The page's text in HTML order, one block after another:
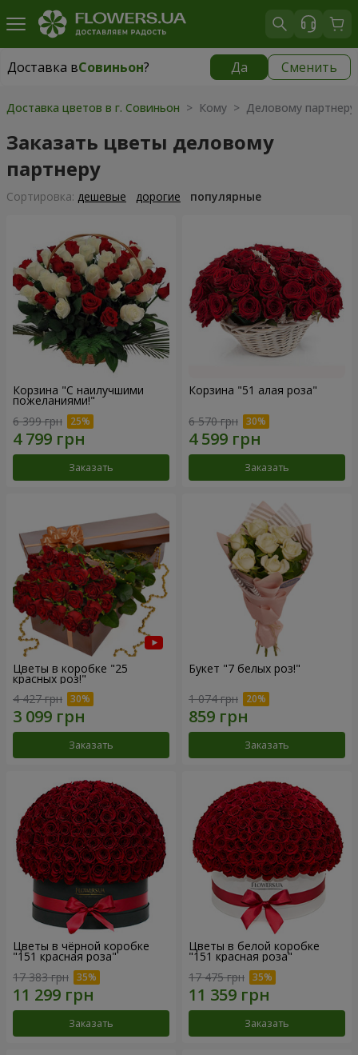
Доставка вСовиньон? Да Сменить
Доставка вСовиньон|
Доставка цветов в г. Совиньон > Кому > Деловому партнеру
Заказать цветы деловому
партнеру
Cортировка: дешевые дорогие популярные
Корзина "С наилучшими
пожеланиями!"
6 399 грн
Заказать
Корзина "51 алая роза"
6 570 грн
Заказать
Цветы в коробке "25
красных роз!"
4 427 грн
Заказать
Букет "7 белых роз!"
1 074 грн
Заказать
Цветы в чёрной коробке
"151 красная роза"
17 383 грн
Заказать
Цветы в белой коробке
"151 красная роза"
17 475 грн
Заказать